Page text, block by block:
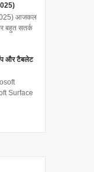
आजकल
बहुत सतर्क
और टैबलेट
Surface